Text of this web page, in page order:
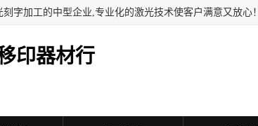
字加工的中型企业,专业化的激光技术使客户满意又放心！
印器材行